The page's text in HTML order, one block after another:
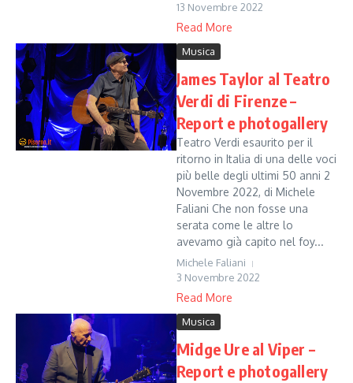
13 Novembre 2022
Read More
Musica
James Taylor al Teatro
Verdi di Firenze –
Report e photogallery
Teatro Verdi esaurito per il
ritorno in Italia di una delle voci
più belle degli ultimi 50 anni 2
Novembre 2022, di Michele
Faliani Che non fosse una
serata come le altre lo
avevamo già capito nel foy...
Michele Faliani
3 Novembre 2022
Read More
Musica
Midge Ure al Viper –
Report e photogallery